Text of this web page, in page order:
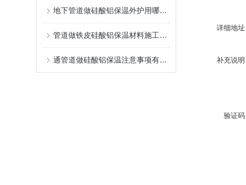
详细地址
补充说明
验证码
地下管道做硅酸铝保温外护用哪种材料合适
管道做铁皮硅酸铝保温材料施工工艺及注意事项
通管道做硅酸铝保温注意事项有哪些风